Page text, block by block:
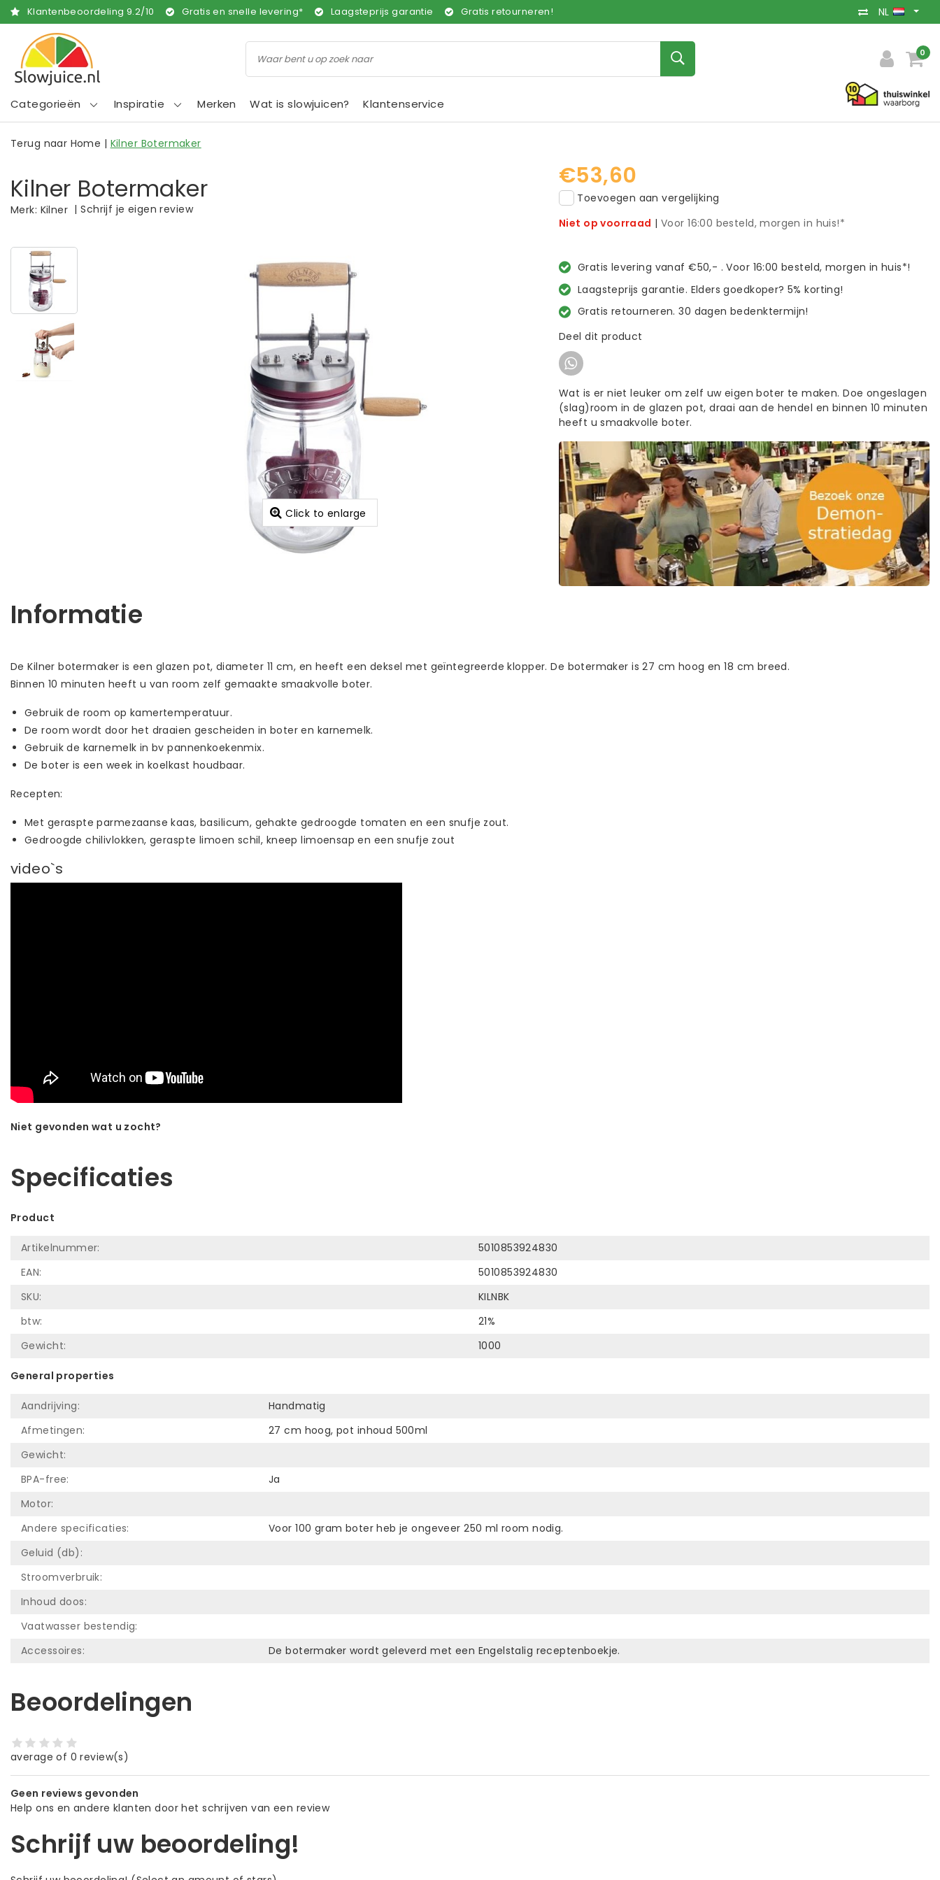
Klantenbeoordeling 9.2/10 Gratis en snelle levering* Laagsteprijs garantie Gratis retourneren! NL
0
Categorieën Inspiratie Merken Wat is slowjuicen? Klantenservice
Terug naar Home | Kilner Botermaker
Kilner Botermaker
Merk: Kilner |Schrijf je eigen review
Click to enlarge
€53,60
Toevoegen aan vergelijking
Niet op voorraad | Voor 16:00 besteld, morgen in huis!*
Gratis levering vanaf €50,- . Voor 16:00 besteld, morgen in huis*!
Laagsteprijs garantie. Elders goedkoper? 5% korting!
Gratis retourneren. 30 dagen bedenktermijn!
Deel dit product
Wat is er niet leuker om zelf uw eigen boter te maken. Doe ongeslagen
(slag)room in de glazen pot, draai aan de hendel en binnen 10 minuten
heeft u smaakvolle boter.
Informatie
De Kilner botermaker is een glazen pot, diameter 11 cm, en heeft een deksel met geïntegreerde klopper. De botermaker is 27 cm hoog en 18 cm breed.
Binnen 10 minuten heeft u van room zelf gemaakte smaakvolle boter.
Gebruik de room op kamertemperatuur.
De room wordt door het draaien gescheiden in boter en karnemelk.
Gebruik de karnemelk in bv pannenkoekenmix.
De boter is een week in koelkast houdbaar.
Recepten:
Met geraspte parmezaanse kaas, basilicum, gehakte gedroogde tomaten en een snufje zout.
Gedroogde chilivlokken, geraspte limoen schil, kneep limoensap en een snufje zout
video`s
Niet gevonden wat u zocht?
Specificaties
Product
Artikelnummer:
5010853924830
EAN:
5010853924830
SKU:
KILNBK
btw:
21%
Gewicht:
1000
General properties
Aandrijving:
Handmatig
Afmetingen:
27 cm hoog, pot inhoud 500ml
Gewicht:
BPA-free:
Ja
Motor:
Andere specificaties:
Voor 100 gram boter heb je ongeveer 250 ml room nodig.
Geluid (db):
Stroomverbruik:
Inhoud doos:
Vaatwasser bestendig:
Accessoires:
De botermaker wordt geleverd met een Engelstalig receptenboekje.
Beoordelingen
average of 0 review(s)
Geen reviews gevonden
Help ons en andere klanten door het schrijven van een review
Schrijf uw beoordeling!